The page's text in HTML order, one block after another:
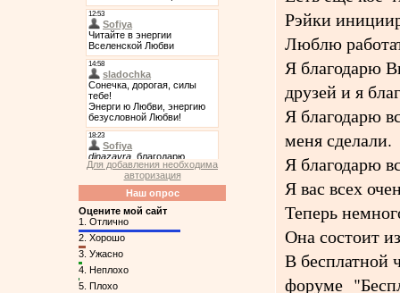
Для добавления необходима
авторизация
Наш опрос
Оцените мой сайт
1. Отлично
2. Хорошо
3. Ужасно
4. Неплохо
5. Плохо
Рэйки
Люблю
Я благодарю
друзей и я
Я благодарю
меня сделали.
Я благодарю
Я вас всех
Теперь
Она состоит
В бесплатной
форуме